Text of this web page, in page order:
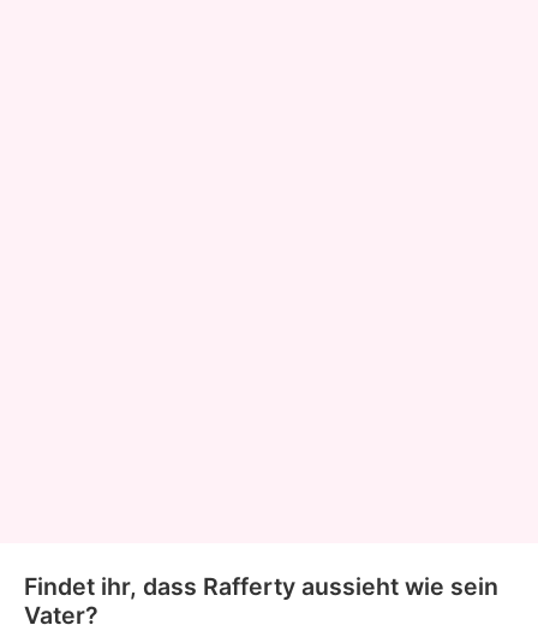
Findet ihr, dass Rafferty aussieht wie sein
Vater?